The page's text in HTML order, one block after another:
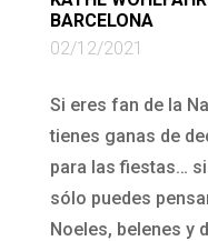
BARCELONA
02/12/2021
Si eres fan de la
tienes ganas de
para las fiestas…
sólo puedes
Noeles, belenes y